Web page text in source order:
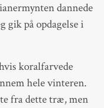
dannede
gik på opdagelse i
koralfarvede
hele vinteren.
fra dette træ, men